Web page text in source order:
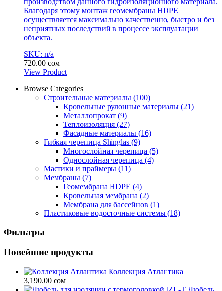
Благодаря этому монтаж геомембраны HDPE
осуществляется максимально качественно, быстро и без
неприятных последствий в процессе эксплуатации
объекта.
SKU: n/a
720.00 сом
View Product
Browse Categories
Строительные материалы (100)
Кровельные рулонные материалы (21)
Металлопрокат (9)
Теплоизоляция (27)
Фасадные материалы (16)
Гибкая черепица Shinglas (9)
Многослойная черепица (5)
Однослойная черепица (4)
Мастики и праймеры (11)
Мембраны (7)
Геомембрана HDPE (4)
Кровельная мембрана (2)
Мембрана для бассейнов (1)
Пластиковые водосточные системы (18)
Фильтры
Новейшие продукты
Коллекция Атлантика
3,190.00 сом
Дюбель